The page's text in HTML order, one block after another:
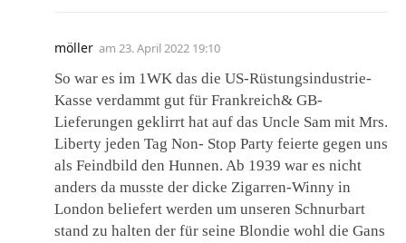
möller am 23. April 2022 19:10
So war es im 1WK das die US-Rüstungsindustrie-
Kasse verdammt gut für Frankreich& GB-
Lieferungen geklirrt hat auf das Uncle Sam mit Mrs.
Liberty jeden Tag Non- Stop Party feierte gegen uns
als Feindbild den Hunnen. Ab 1939 war es nicht
anders da musste der dicke Zigarren-Winny in
London beliefert werden um unseren Schnurbart
stand zu halten der für seine Blondie wohl die Gans